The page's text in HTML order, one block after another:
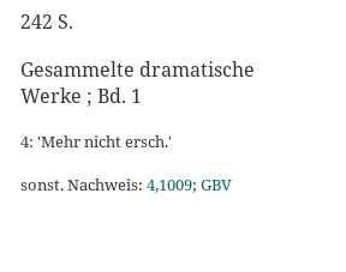
242 S.
Gesammelte dramatische
Werke ; Bd. 1
4: 'Mehr nicht ersch.'
sonst. Nachweis: 4,1009; GBV